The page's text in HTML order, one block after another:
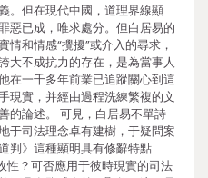
。但在現代中國，道理界線顯
惡已成，唯求處分。但白居易的
和情感“攪擾”或介入的尋求，
大不成抗力的存在，是為當事人
在一千多年前業已追蹤關心到這
現實，并經由過程洗練繁複的文
的論述。 可見，白居易不單詩
于司法理念卓有建樹，于疑問案
判》這種顯明具有修辭特點
性？可否應用于彼時現實的司法